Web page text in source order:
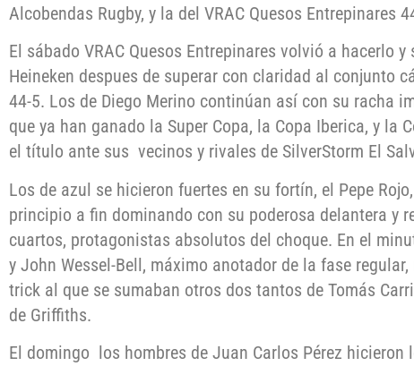
Alcobendas Rugby, y la del VRAC Quesos Entrepinares
El sábado VRAC Quesos Entrepinares volvió a hacerlo
Heineken despues de superar con claridad al conjunto
44-5. Los de Diego Merino continúan así con su racha
que ya han ganado la Super Copa, la Copa Iberica, y la
el título ante sus vecinos y rivales de SilverStorm El
Los de azul se hicieron fuertes en su fortín, el Pepe
principio a fin dominando con su poderosa delantera y
cuartos, protagonistas absolutos del choque. En el
y John Wessel-Bell, máximo anotador de la fase
trick al que se sumaban otros dos tantos de Tomás
de Griffiths.
El domingo los hombres de Juan Carlos Pérez hicieron